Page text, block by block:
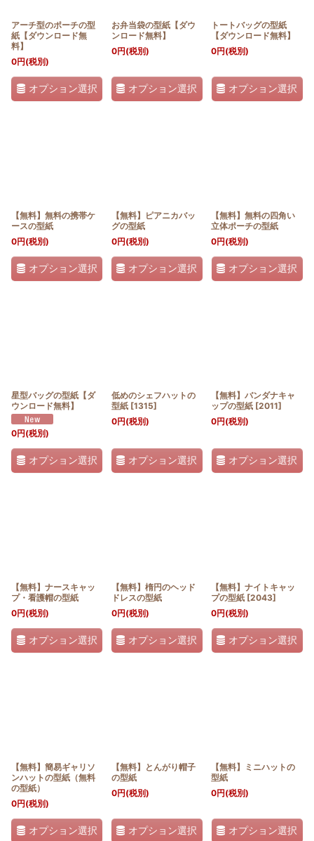
アーチ型のポーチの型
紙【ダウンロード無
料】
0円(税別)
オプション選択
お弁当袋の型紙【ダウ
ンロード無料】
0円(税別)
オプション選択
トートバッグの型紙
【ダウンロード無料】
0円(税別)
オプション選択
【無料】無料の携帯ケ
ースの型紙
0円(税別)
オプション選択
【無料】ピアニカバッ
グの型紙
0円(税別)
オプション選択
【無料】無料の四角い
立体ポーチの型紙
0円(税別)
オプション選択
星型バッグの型紙【ダ
ウンロード無料】
0円(税別)
オプション選択
低めのシェフハットの
型紙 [1315]
0円(税別)
オプション選択
【無料】バンダナキャ
ップの型紙 [2011]
0円(税別)
オプション選択
【無料】ナースキャッ
プ・看護帽の型紙
0円(税別)
オプション選択
【無料】楕円のヘッド
ドレスの型紙
0円(税別)
オプション選択
【無料】ナイトキャッ
プの型紙 [2043]
0円(税別)
オプション選択
【無料】簡易ギャリソ
ンハットの型紙（無料
の型紙）
0円(税別)
オプション選択
【無料】とんがり帽子
の型紙
0円(税別)
オプション選択
【無料】ミニハットの
型紙
0円(税別)
オプション選択